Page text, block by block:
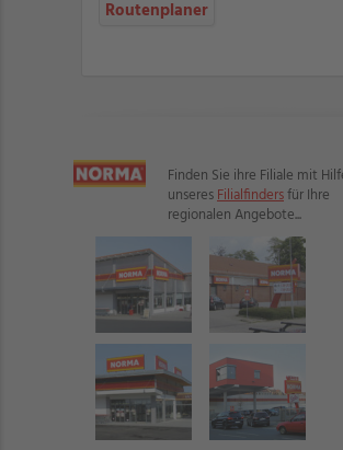
Routenplaner
Finden Sie ihre Filiale mit
unseresFilialfindersfür Ihre
regionalen Angebote...